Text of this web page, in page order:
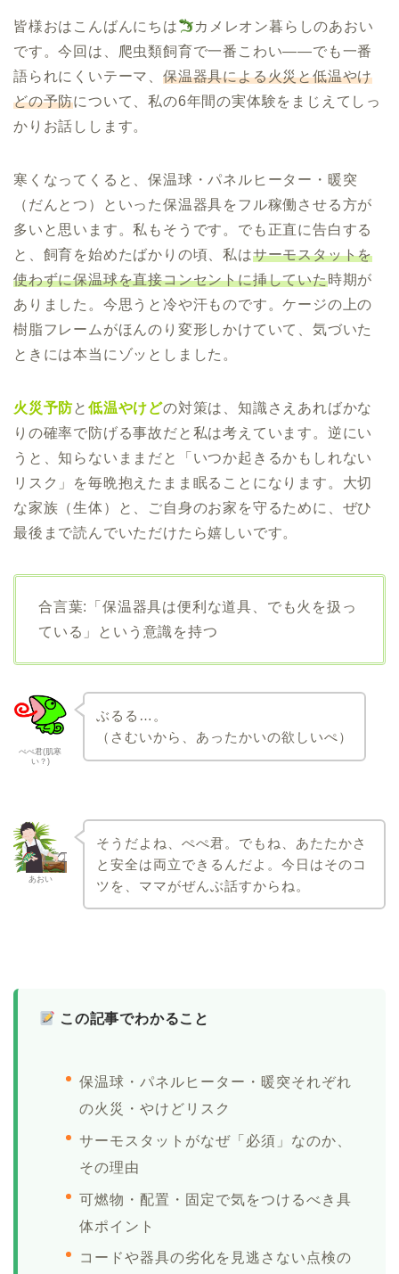
皆様おはこんばんにちは
カメレオン暮らしのあおい
です。今回は、爬虫類飼育で一番こわい——でも一番
語られにくいテーマ、保温器具による火災と低温やけ
どの予防について、私の6年間の実体験をまじえてしっ
かりお話しします。
寒くなってくると、保温球・パネルヒーター・暖突
（だんとつ）といった保温器具をフル稼働させる方が
多いと思います。私もそうです。でも正直に告白する
と、飼育を始めたばかりの頃、私はサーモスタットを
使わずに保温球を直接コンセントに挿していた時期が
ありました。今思うと冷や汗ものです。ケージの上の
樹脂フレームがほんのり変形しかけていて、気づいた
ときには本当にゾッとしました。
火災予防と低温やけどの対策は、知識さえあればかな
りの確率で防げる事故だと私は考えています。逆にい
うと、知らないままだと「いつか起きるかもしれない
リスク」を毎晩抱えたまま眠ることになります。大切
な家族（生体）と、ご自身のお家を守るために、ぜひ
最後まで読んでいただけたら嬉しいです。
合言葉:「保温器具は便利な道具、でも火を扱っ
ている」という意識を持つ
ぺぺ君(肌寒
い？)
ぶるる…。
（さむいから、あったかいの欲しいぺ）
あおい
そうだよね、ぺぺ君。でもね、あたたかさ
と安全は両立できるんだよ。今日はそのコ
ツを、ママがぜんぶ話すからね。
この記事でわかること
保温球・パネルヒーター・暖突それぞれ
の火災・やけどリスク
サーモスタットがなぜ「必須」なのか、
その理由
可燃物・配置・固定で気をつけるべき具
体ポイント
コードや器具の劣化を見逃さない点検の